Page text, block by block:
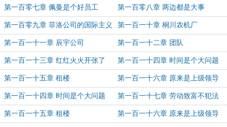
第一百零七章 佩曼是个好员工 第一百零八章 两边都是大事
第一百零九章 菲洛公司的国际主义
精神
第一百一十章 桐川农机厂
第一百一十一章 辰宇公司 第一百一十二章 团队
第一百一十三章 红红火火开张了 第一百一十四章 时间是个大问题
第一百一十五章 租楼 第一百一十六章 原来是上级领导
第一百一十四章 时间是个大问题 第一百一十七章 劳动致富不犯法
第一百一十五章 租楼 第一百一十六章 原来是上级领导